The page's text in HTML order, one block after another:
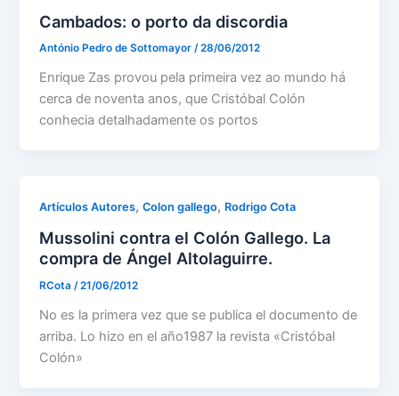
Cambados: o porto da discordia
António Pedro de Sottomayor/28/06/2012
Enrique Zas provou pela primeira vez ao mundo há
cerca de noventa anos, que Cristóbal Colón
conhecia detalhadamente os portos
Artículos Autores,Colon gallego, Rodrigo Cota
Mussolini contra el Colón Gallego. La
compra de Ángel Altolaguirre.
RCota/21/06/2012
No es la primera vez que se publica el documento de
arriba. Lo hizo en el año1987 la revista «Cristóbal
Colón»